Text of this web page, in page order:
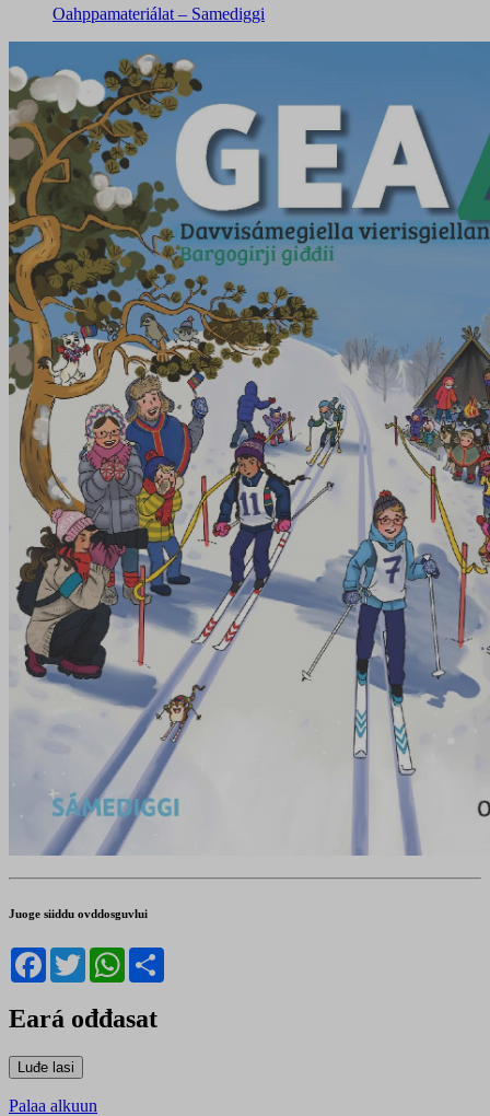
Oahppamateriálat – Samediggi
Juoge siiddu ovddosguvlui
Facebook
TwitterWhatsApp
Eará ođđasat
Palaa alkuun